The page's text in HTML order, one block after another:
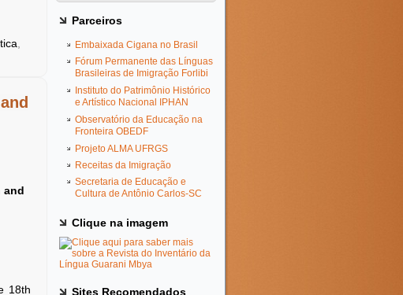
and
18th
Parceiros
Embaixada Cigana no Brasil
Fórum Permanente das Línguas
Brasileiras de Imigração Forlibi
Instituto do Patrimônio Histórico
e Artístico Nacional IPHAN
Observatório da Educação na
Fronteira OBEDF
Projeto ALMA UFRGS
Receitas da Imigração
Secretaria de Educação e
Cultura de Antônio Carlos-SC
Clique na imagem
Sites Recomendados